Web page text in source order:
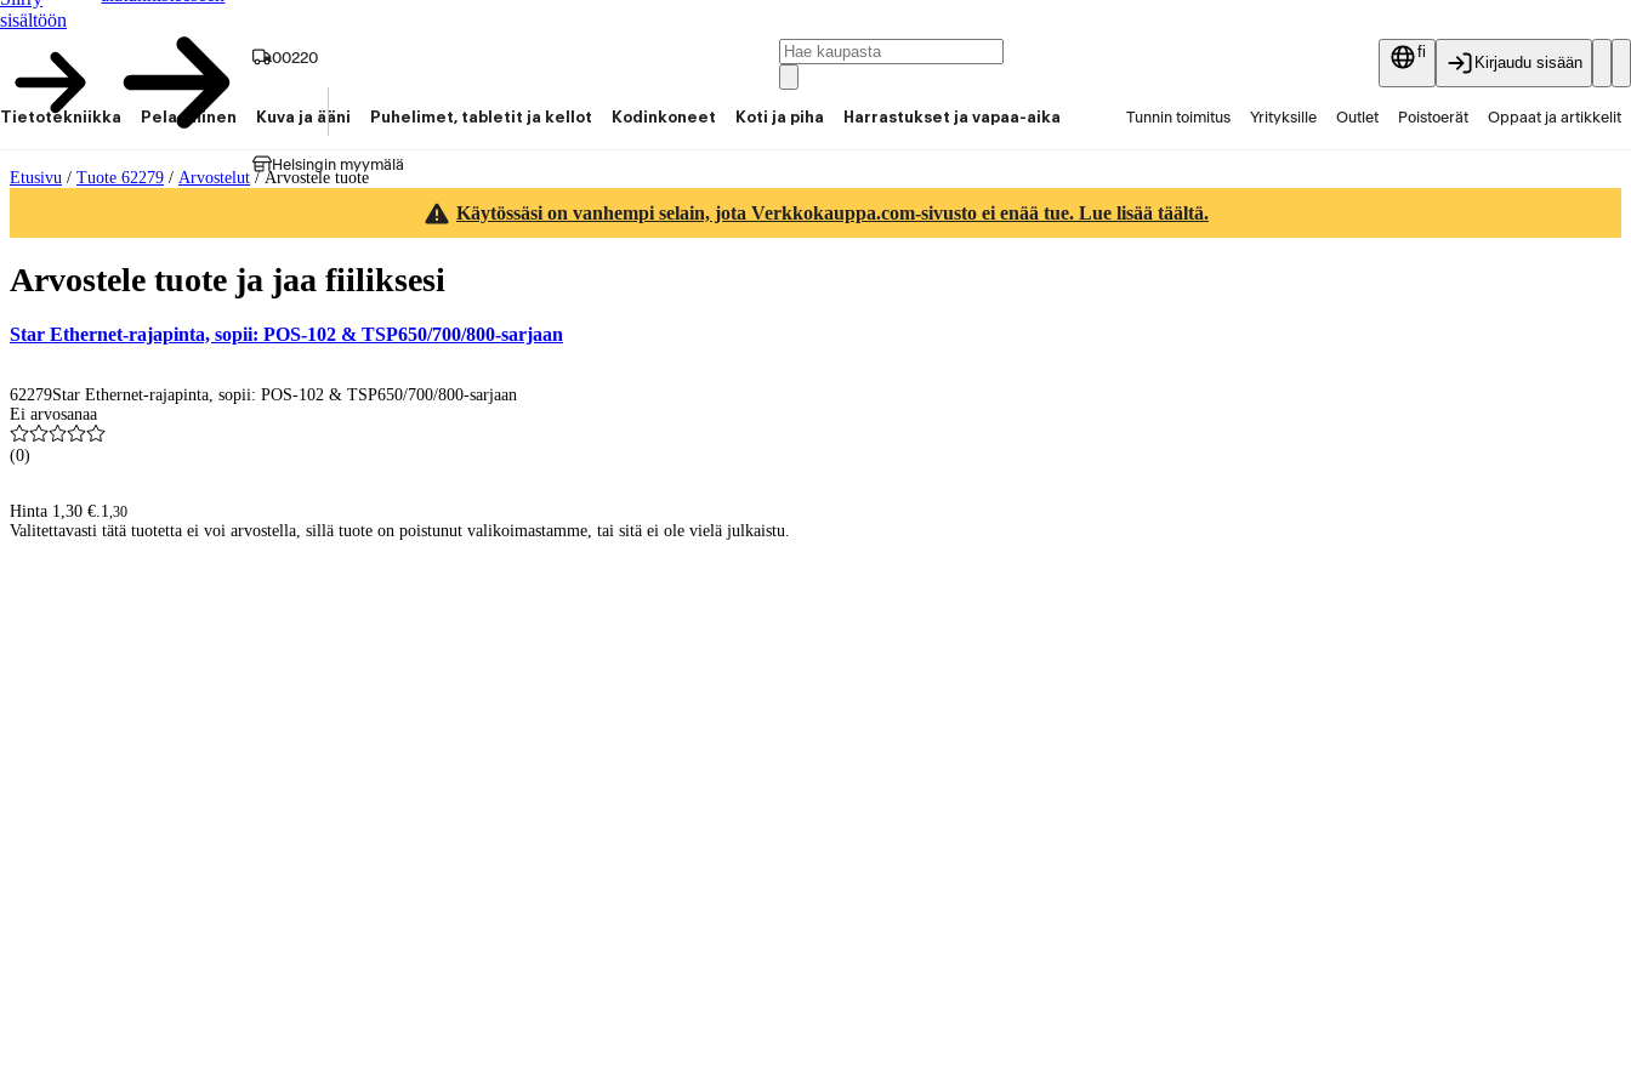
sisältöön
00220
Helsingin myymälä
fi
Kirjaudu sisään
Tietotekniikka Pelaaminen Kuva ja ääni Puhelimet, tabletit ja kellot Kodinkoneet Koti ja piha Harrastukset ja vapaa-aika Tunnin toimitus Yrityksille Outlet Poistoerät Oppaat ja artikkelit
Etusivu / Tuote 62279 / Arvostelut /Arvostele tuote
Käytössäsi on vanhempi selain, jota Verkkokauppa.com-sivusto ei enää tue. Lue lisää täältä.
Arvostele tuote ja jaa fiiliksesi
Star Ethernet-rajapinta, sopii: POS-102 & TSP650/700/800-sarjaan
62279Star Ethernet-rajapinta, sopii: POS-102 & TSP650/700/800-sarjaan
Ei arvosanaa
(0)
Hinta 1,30 €.1,30
Valitettavasti tätä tuotetta ei voi arvostella, sillä tuote on poistunut valikoimastamme, tai sitä ei ole vielä julkaistu.